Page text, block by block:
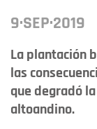
9·SEP·2019
La plantación
las
que degradó
altoandino.